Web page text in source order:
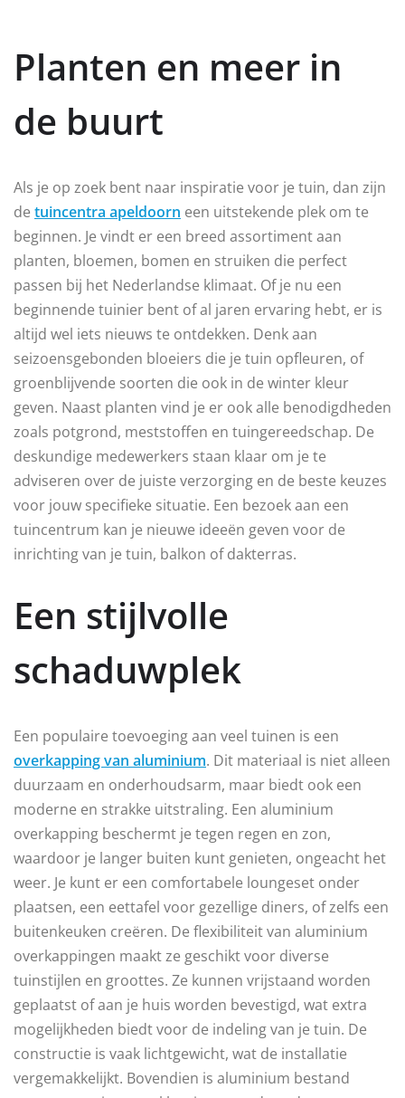
Planten en meer in
de buurt
Als je op zoek bent naar inspiratie voor je tuin, dan zijn
de tuincentra apeldoorn een uitstekende plek om te
beginnen. Je vindt er een breed assortiment aan
planten, bloemen, bomen en struiken die perfect
passen bij het Nederlandse klimaat. Of je nu een
beginnende tuinier bent of al jaren ervaring hebt, er is
altijd wel iets nieuws te ontdekken. Denk aan
seizoensgebonden bloeiers die je tuin opfleuren, of
groenblijvende soorten die ook in de winter kleur
geven. Naast planten vind je er ook alle benodigdheden
zoals potgrond, meststoffen en tuingereedschap. De
deskundige medewerkers staan klaar om je te
adviseren over de juiste verzorging en de beste keuzes
voor jouw specifieke situatie. Een bezoek aan een
tuincentrum kan je nieuwe ideeën geven voor de
inrichting van je tuin, balkon of dakterras.
Een stijlvolle
schaduwplek
Een populaire toevoeging aan veel tuinen is een
overkapping van aluminium. Dit materiaal is niet alleen
duurzaam en onderhoudsarm, maar biedt ook een
moderne en strakke uitstraling. Een aluminium
overkapping beschermt je tegen regen en zon,
waardoor je langer buiten kunt genieten, ongeacht het
weer. Je kunt er een comfortabele loungeset onder
plaatsen, een eettafel voor gezellige diners, of zelfs een
buitenkeuken creëren. De flexibiliteit van aluminium
overkappingen maakt ze geschikt voor diverse
tuinstijlen en groottes. Ze kunnen vrijstaand worden
geplaatst of aan je huis worden bevestigd, wat extra
mogelijkheden biedt voor de indeling van je tuin. De
constructie is vaak lichtgewicht, wat de installatie
vergemakkelijkt. Bovendien is aluminium bestand